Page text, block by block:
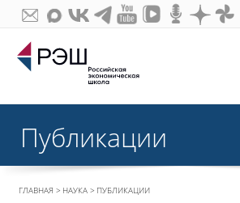
Публикации
ГЛАВНАЯ НАУКА ПУБЛИКАЦИИ